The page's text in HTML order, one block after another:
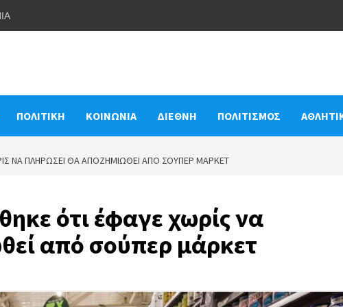
ΠΟΛΙΤΙΚΗ ΚΟΙΝΩΝΙΑ ΔΙΕΘΝΗ ΠΟΛΙΤΙΣΜΟΣ
ΝΑ ΠΛΗΡΏΣΕΙ ΘΑ ΑΠΟΖΗΜΙΩΘΕΊ ΑΠΌ ΣΟΎΠΕΡ ΜΆΡΚΕΤ
ότι έφαγε χωρίς να
από σούπερ μάρκετ